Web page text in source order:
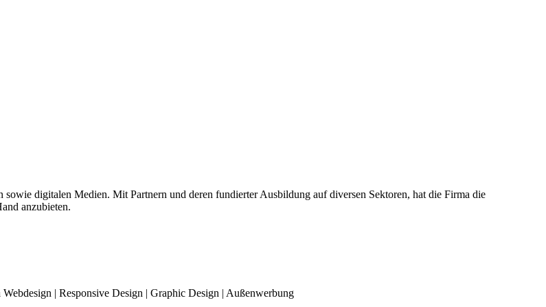
digitalen Medien. Mit Partnern und deren fundierter Ausbildung auf diversen Sektoren, hat die Firma die
anzubieten.
| Responsive Design | Graphic Design | Außenwerbung